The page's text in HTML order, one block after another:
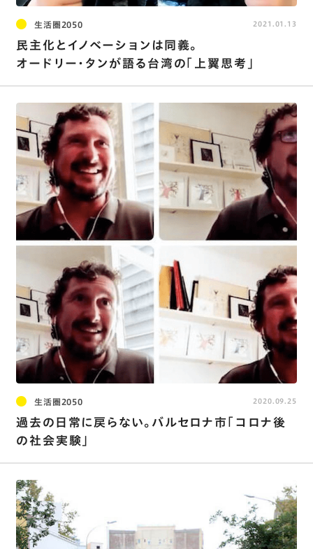
生活圏2050
民主化とイノベーションは同義。
オードリー・タンが語る台湾の「上翼思考」
2021.01.13
生活圏2050
過去の日常に戻らない。バルセロナ市「コロナ後
の社会実験」
2020.09.25